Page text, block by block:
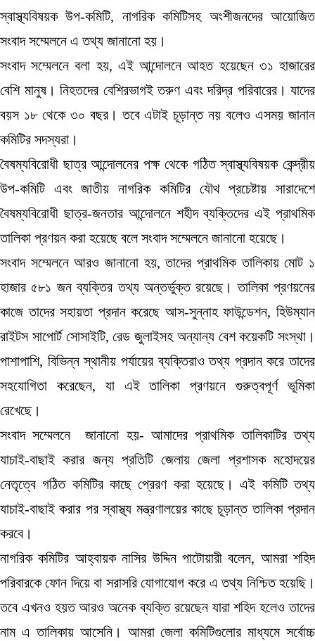
স্বাস্থ্যবিষয়ক উপ-কমিটি, নাগরিক কমিটিসহ অংশীজনদের আয়োজিত
সংবাদ সম্মেলনে এ তথ্য জানানো হয়।
সংবাদ সম্মেলনে বলা হয়, এই আন্দোলনে আহত হয়েছেন ৩১ হাজারের
বেশি মানুষ। নিহতদের বেশিরভাগই তরুণ এবং দরিদ্র পরিবারের। যাদের
বয়স ১৮ থেকে ৩০ বছর। তবে এটাই চূড়ান্ত নয় বলেও এসময় জানান
কমিটির সদস্যরা।
বৈষম্যবিরোধী ছাত্র আন্দোলনের পক্ষ থেকে গঠিত স্বাস্থ্যবিষয়ক কেন্দ্রীয়
উপ-কমিটি এবং জাতীয় নাগরিক কমিটির যৌথ প্রচেষ্টায় সারাদেশে
বৈষম্যবিরোধী ছাত্র-জনতার আন্দোলনে শহীদ ব্যক্তিদের এই প্রাথমিক
তালিকা প্রণয়ন করা হয়েছে বলে সংবাদ সম্মেলনে জানানো হয়েছে।
সংবাদ সম্মেলনে আরও জানানো হয়, তাদের প্রাথমিক তালিকায় মোট ১
হাজার ৫৮১ জন ব্যক্তির তথ্য অন্তর্ভুক্ত রয়েছে। তালিকা প্রণয়নের
কাজে তাদের সহায়তা প্রদান করেছে আস-সুন্নাহ ফাউন্ডেশন, হিউম্যান
রাইটস সাপোর্ট সোসাইটি, রেড জুলাইসহ অন্যান্য বেশ কয়েকটি সংস্থা।
পাশাপাশি, বিভিন্ন স্থানীয় পর্যায়ের ব্যক্তিরাও তথ্য প্রদান করে তাদের
সহযোগিতা করেছেন, যা এই তালিকা প্রণয়নে গুরুত্বপূর্ণ ভূমিকা
রেখেছে।
সংবাদ সম্মেলনে জানানো হয়- আমাদের প্রাথমিক তালিকাটির তথ্য
যাচাই-বাছাই করার জন্য প্রতিটি জেলায় জেলা প্রশাসক মহোদয়ের
নেতৃত্বে গঠিত কমিটির কাছে প্রেরণ করা হয়েছে। এই কমিটি তথ্য
যাচাই-বাছাই করার পর স্বাস্থ্য মন্ত্রণালয়ের কাছে চূড়ান্ত তালিকা প্রদান
করবে।
নাগরিক কমিটির আহ্বায়ক নাসির উদ্দিন পাটোয়ারী বলেন, আমরা শহিদ
পরিবারকে ফোন দিয়ে বা সরাসরি যোগাযোগ করে এ তথ্য নিশ্চিত হয়েছি।
তবে এখনও হয়ত আরও অনেক ব্যক্তি রয়েছেন যারা শহিদ হলেও তাদের
নাম এ তালিকায় আসেনি। আমরা জেলা কমিটিগুলোর মাধ্যমে সর্বোচ্চ